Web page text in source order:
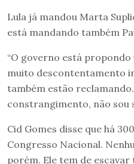
Lula já mandou Marta
está mandando também
“O governo está
muito descontentamento
também estão
constrangimento, não sou
Cid Gomes disse que há
Congresso Nacional.
porém. Ele tem de